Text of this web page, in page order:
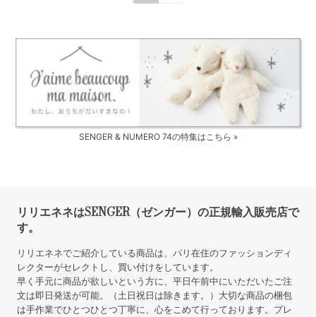
SENGER & NUMERO 74の特集はこちら »
リリエネネはSENGER（ゼンガー）の正規輸入販売店で
す。
リリエネネでご紹介している商品は、パリ在住のファッションディ
レクターがセレクトし、買い付けをしています。
早く手元に商品が欲しいという方に、平日午前中にいただいたご注
文は即日発送が可能。（土日祝日は除きます。）大切な商品の梱包
は手作業でひとつひとつ丁寧に、心をこめて行っております。プレ